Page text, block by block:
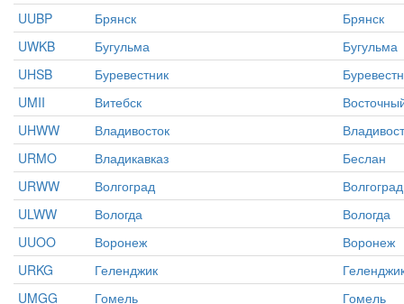
UUBP
Брянск
Брянск
UWKB
Бугульма
Бугульма
UHSB
Буревестник
UMII
Витебск
UHWW
Владивосток
URMO
Владикавказ
Беслан
URWW
Волгоград
Волгоград
ULWW
Вологда
Вологда
UUOO
Воронеж
Воронеж
URKG
Геленджик
UMGG
Гомель
Гомель